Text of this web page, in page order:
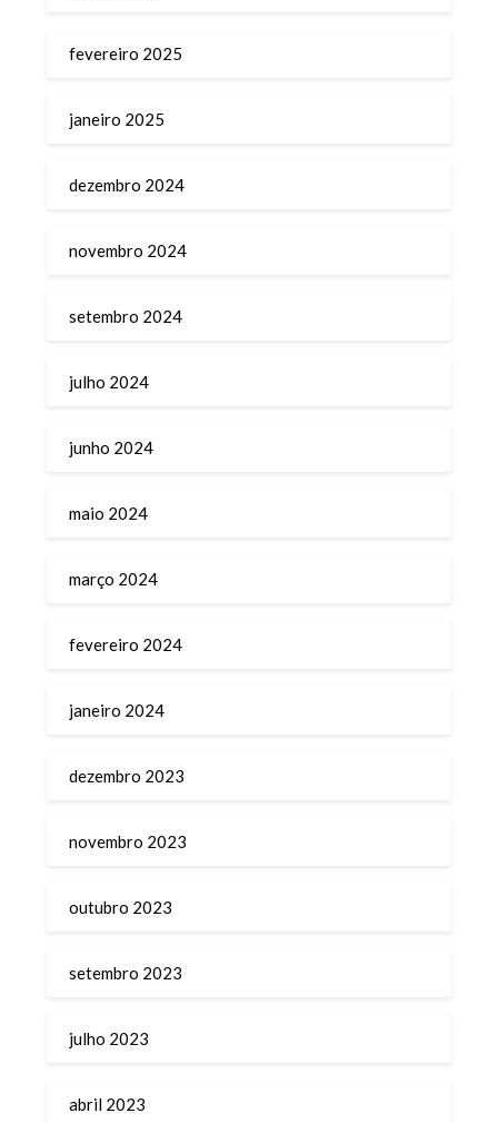
fevereiro 2025
janeiro 2025
dezembro 2024
novembro 2024
setembro 2024
julho 2024
junho 2024
maio 2024
março 2024
fevereiro 2024
janeiro 2024
dezembro 2023
novembro 2023
outubro 2023
setembro 2023
julho 2023
abril 2023